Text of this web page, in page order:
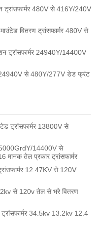
480V से 416Y/240V
वितरण ट्रांसफार्मर 480V से
ट्रांसफार्मर 24940Y/14400V
24940V से 480Y/277V डेड फ्रंट
ट्रांसफार्मर 13800V से
14400V से
तेल प्रकार ट्रांसफार्मर
12.47KV से 120V
से 120v तेल से भरे वितरण
34.5kv 13.2kv 12.4